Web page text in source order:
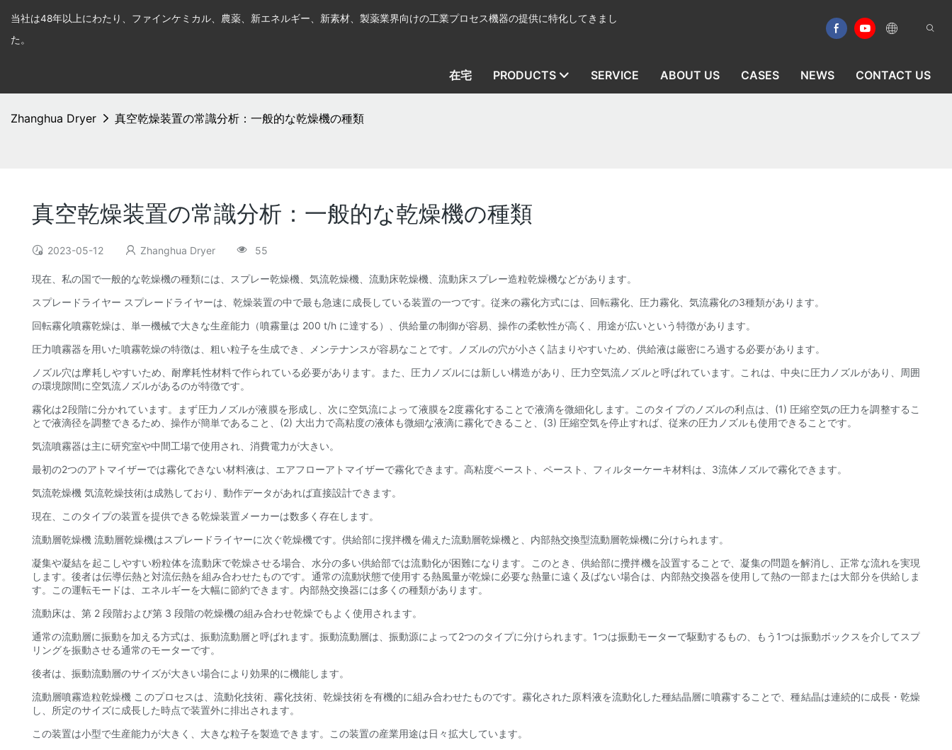
当社は48年以上にわたり、ファインケミカル、農薬、新エネルギー、新素材、製薬業界向けの工業プロセス機器の提供に特化してきまし
た。
在宅 PRODUCTS SERVICE ABOUT US CASES NEWS CONTACT US
Zhanghua Dryer 真空乾燥装置の常識分析：一般的な乾燥機の種類
真空乾燥装置の常識分析：一般的な乾燥機の種類
2023-05-12 Zhanghua Dryer 55
現在、私の国で一般的な乾燥機の種類には、スプレー乾燥機、気流乾燥機、流動床乾燥機、流動床スプレー造粒乾燥機などがあります。
スプレードライヤー スプレードライヤーは、乾燥装置の中で最も急速に成長している装置の一つです。従来の霧化方式には、回転霧化、圧力霧化、気流霧化の3種類があります。
回転霧化噴霧乾燥は、単一機械で大きな生産能力（噴霧量は 200 t/h に達する）、供給量の制御が容易、操作の柔軟性が高く、用途が広いという特徴があります。
圧力噴霧器を用いた噴霧乾燥の特徴は、粗い粒子を生成でき、メンテナンスが容易なことです。ノズルの穴が小さく詰まりやすいため、供給液は厳密にろ過する必要があります。
ノズル穴は摩耗しやすいため、耐摩耗性材料で作られている必要があります。また、圧力ノズルには新しい構造があり、圧力空気流ノズルと呼ばれています。これは、中央に圧力ノズルがあり、周囲
の環境隙間に空気流ノズルがあるのが特徴です。
霧化は2段階に分かれています。まず圧力ノズルが液膜を形成し、次に空気流によって液膜を2度霧化することで液滴を微細化します。このタイプのノズルの利点は、(1) 圧縮空気の圧力を調整するこ
とで液滴径を調整できるため、操作が簡単であること、(2) 大出力で高粘度の液体も微細な液滴に霧化できること、(3) 圧縮空気を停止すれば、従来の圧力ノズルも使用できることです。
気流噴霧器は主に研究室や中間工場で使用され、消費電力が大きい。
最初の2つのアトマイザーでは霧化できない材料液は、エアフローアトマイザーで霧化できます。高粘度ペースト、ペースト、フィルターケーキ材料は、3流体ノズルで霧化できます。
気流乾燥機 気流乾燥技術は成熟しており、動作データがあれば直接設計できます。
現在、このタイプの装置を提供できる乾燥装置メーカーは数多く存在します。
流動層乾燥機 流動層乾燥機はスプレードライヤーに次ぐ乾燥機です。供給部に撹拌機を備えた流動層乾燥機と、内部熱交換型流動層乾燥機に分けられます。
凝集や凝結を起こしやすい粉粒体を流動床で乾燥させる場合、水分の多い供給部では流動化が困難になります。このとき、供給部に攪拌機を設置することで、凝集の問題を解消し、正常な流れを実現
します。後者は伝導伝熱と対流伝熱を組み合わせたものです。通常の流動状態で使用する熱風量が乾燥に必要な熱量に遠く及ばない場合は、内部熱交換器を使用して熱の一部または大部分を供給しま
す。この運転モードは、エネルギーを大幅に節約できます。内部熱交換器には多くの種類があります。
流動床は、第 2 段階および第 3 段階の乾燥機の組み合わせ乾燥でもよく使用されます。
通常の流動層に振動を加える方式は、振動流動層と呼ばれます。振動流動層は、振動源によって2つのタイプに分けられます。1つは振動モーターで駆動するもの、もう1つは振動ボックスを介してスプ
リングを振動させる通常のモーターです。
後者は、振動流動層のサイズが大きい場合により効果的に機能します。
流動層噴霧造粒乾燥機 このプロセスは、流動化技術、霧化技術、乾燥技術を有機的に組み合わせたものです。霧化された原料液を流動化した種結晶層に噴霧することで、種結晶は連続的に成長・乾燥
し、所定のサイズに成長した時点で装置外に排出されます。
この装置は小型で生産能力が大きく、大きな粒子を製造できます。この装置の産業用途は日々拡大しています。